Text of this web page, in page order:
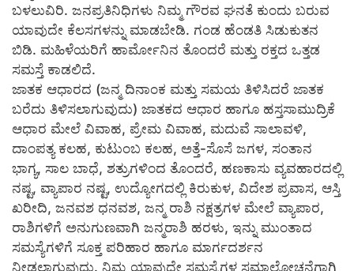
ಬಳಲುವಿರಿ. ಜನಪ್ರತಿನಿಧಿಗಳು ನಿಮ್ಮ ಗೌರವ ಘನತೆ ಕುಂದು ಬರುವ
ಯಾವುದೇ ಕೆಲಸಗಳನ್ನು ಮಾಡಬೇಡಿ. ಗಂಡ ಹೆಂಡತಿ ಸಿಡುಕುತನ
ಬಿಡಿ. ಮಹಿಳೆಯರಿಗೆ ಹಾರ್ಮೋನಿನ ತೊಂದರೆ ಮತ್ತು ರಕ್ತದ ಒತ್ತಡ
ಸಮಸ್ತೆ ಕಾಡಲಿದೆ.
ಜಾತಕ ಆಧಾರದ (ಜನ್ಮ ದಿನಾಂಕ ಮತ್ತು ಸಮಯ ತಿಳಿಸಿದರೆ ಜಾತಕ
ಬರೆದು ತಿಳಿಸಲಾಗುವುದು) ಜಾತಕದ ಆಧಾರ ಹಾಗೂ ಹಸ್ತಸಾಮುದ್ರಿಕೆ
ಆಧಾರ ಮೇಲೆ ವಿವಾಹ, ಪ್ರೇಮ ವಿವಾಹ, ಮದುವೆ ಸಾಲಾವಳಿ,
ದಾಂಪತ್ಯ ಕಲಹ, ಕುಟುಂಬ ಕಲಹ, ಅತ್ತೆ-ಸೊಸೆ ಜಗಳ, ಸಂತಾನ
ಭಾಗ್ಯ, ಸಾಲ ಬಾಧೆ, ಶತ್ರುಗಳಿಂದ ತೊಂದರೆ, ಹಣಕಾಸು ವ್ಯವಹಾರದಲ್ಲಿ
ನಷ್ಟ, ವ್ಯಾಪಾರ ನಷ್ಟ, ಉದ್ಯೋಗದಲ್ಲಿ ಕಿರುಕುಳ, ವಿದೇಶ ಪ್ರವಾಸ, ಆಸ್ತಿ
ಖರೀದಿ, ಜನವಶ ಧನವಶ, ಜನ್ಮ ರಾಶಿ ನಕ್ಷತ್ರಗಳ ಮೇಲೆ ವ್ಯಾಪಾರ,
ರಾಶಿಗಳಿಗೆ ಅನುಗುಣವಾಗಿ ಜನ್ಮರಾಶಿ ಹರಳು, ಇನ್ನು ಮುಂತಾದ
ಸಮಸ್ಯೆಗಳಿಗೆ ಸೂಕ್ತ ಪರಿಹಾರ ಹಾಗೂ ಮಾರ್ಗದರ್ಶನ
ನೀಡಲಾಗುವುದು. ನಿಮ್ಮ ಯಾವುದೇ ಸಮಸ್ಯೆಗಳ ಸಮಾಲೋಚನೆಗಾಗಿ